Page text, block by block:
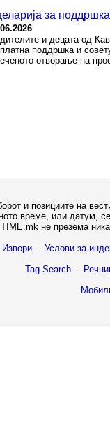
за
и децата од
поддршка и
отворање на
и позициите на
време, или датум,
TIME.mk не презема
Извори - Услови за
Tag Search -